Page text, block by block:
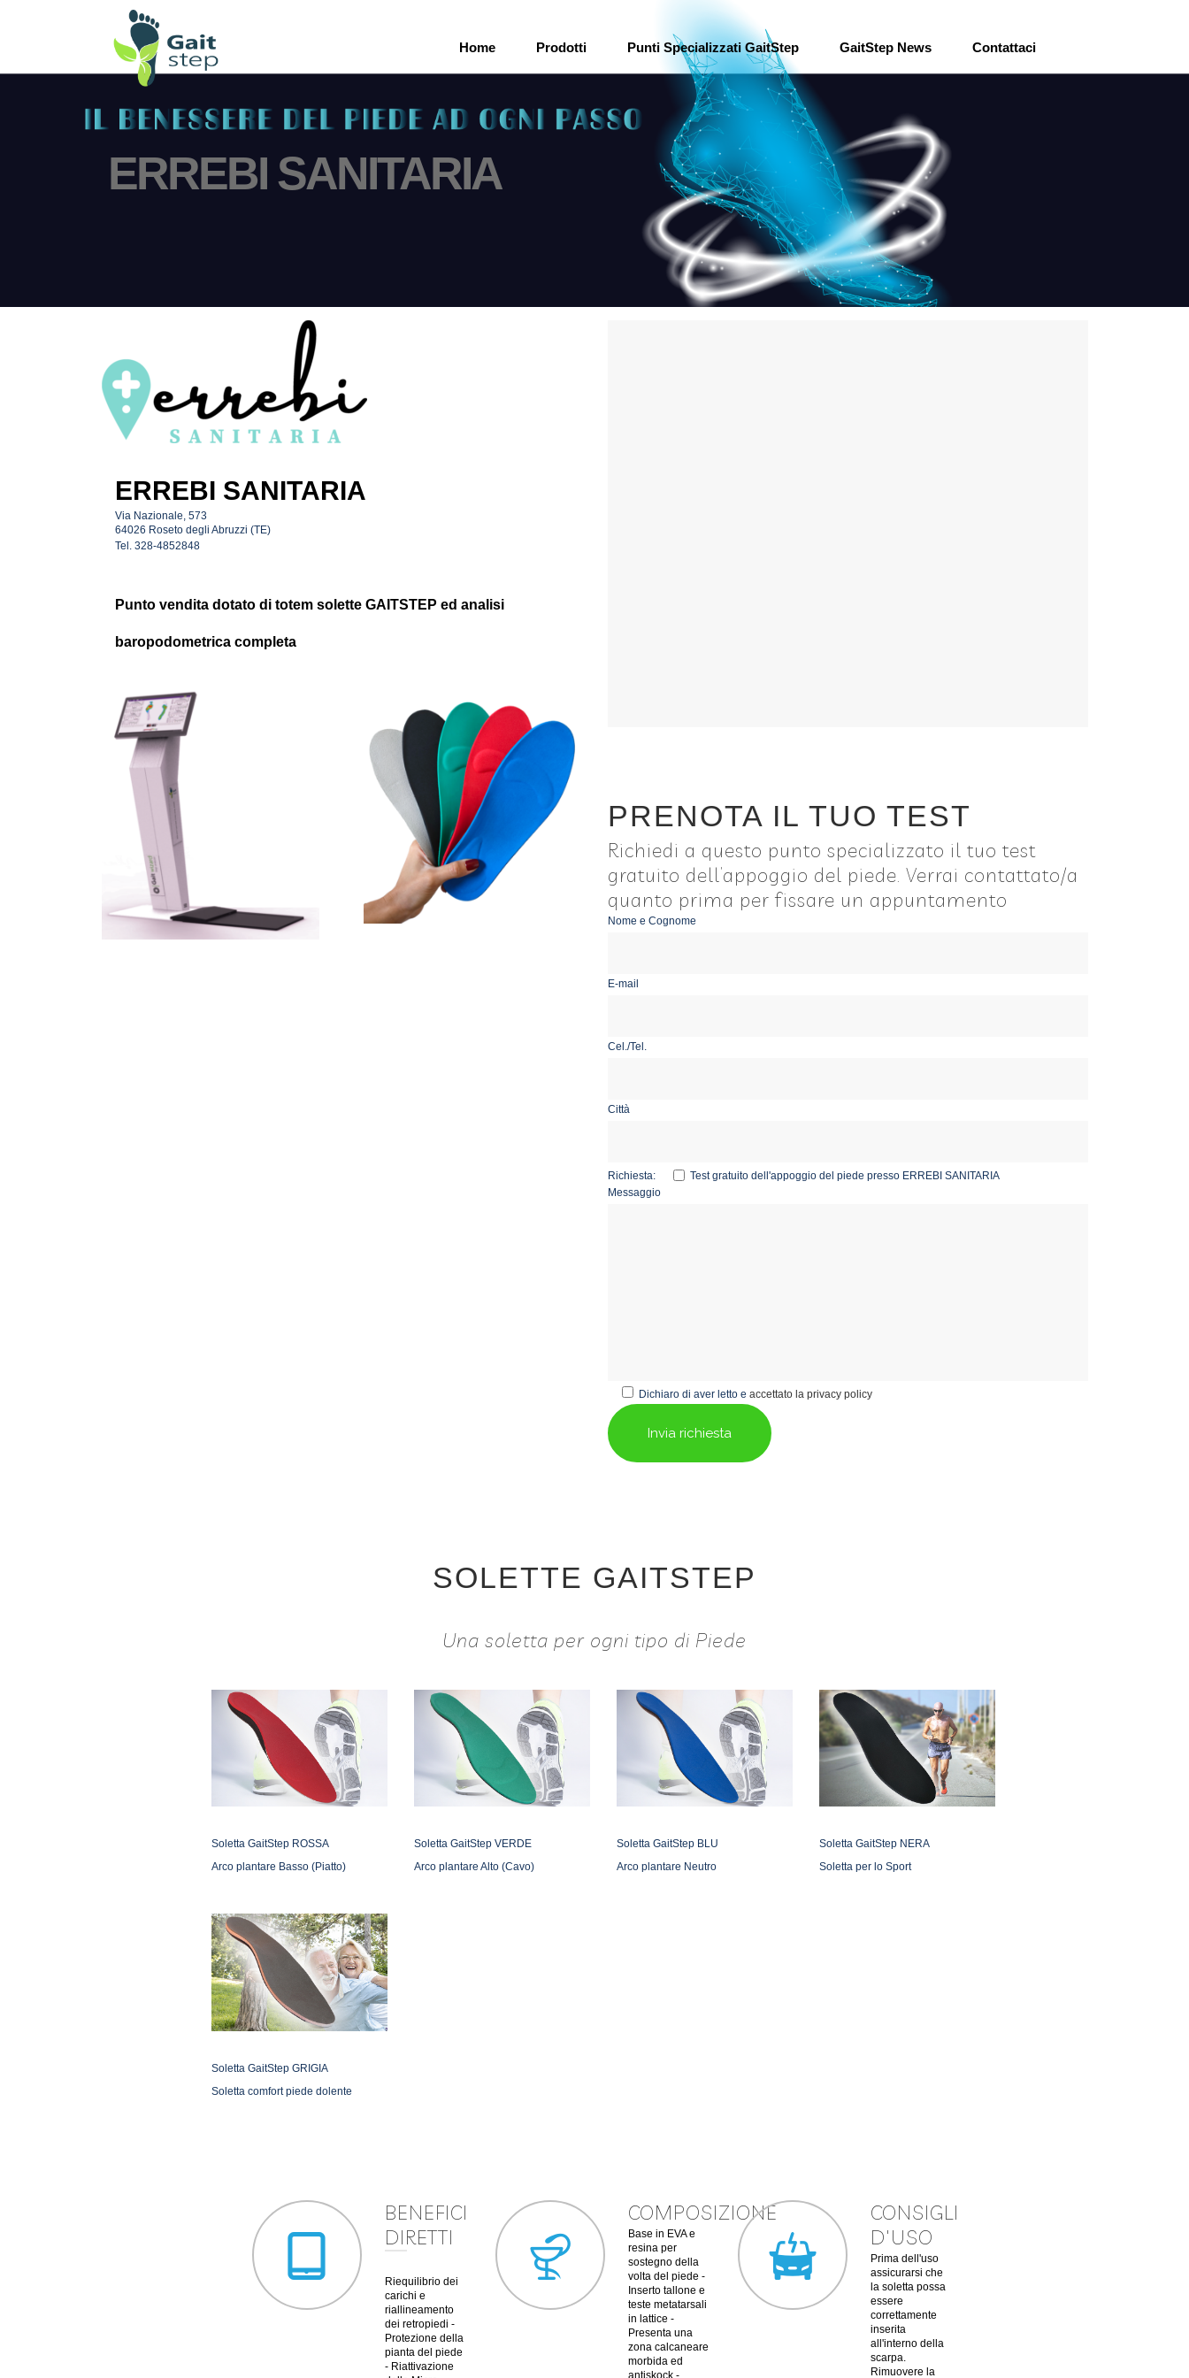
Home Prodotti Punti Specializzati GaitStep GaitStep News Contattaci
ERREBI SANITARIA
ERREBI SANITARIA
Via Nazionale, 573
64026 Roseto degli Abruzzi (TE)
Tel. 328-4852848
Punto vendita dotato di totem solette GAITSTEP ed analisi
baropodometrica completa
PRENOTA IL TUO TEST
Richiedi a questo punto specializzato il tuo test
gratuito dell’appoggio del piede. Verrai contattato/a
quanto prima per fissare un appuntamento
Nome e Cognome
E-mail
Cel./Tel.
Città
Richiesta:
Test gratuito dell'appoggio del piede presso ERREBI SANITARIA
Messaggio
Dichiaro di aver letto e accettato la privacy policy
SOLETTE GAITSTEP
Una soletta per ogni tipo di Piede
Soletta GaitStep ROSSA
Arco plantare Basso (Piatto)
Soletta GaitStep VERDE
Arco plantare Alto (Cavo)
Soletta GaitStep BLU
Arco plantare Neutro
Soletta GaitStep NERA
Soletta per lo Sport
Soletta GaitStep GRIGIA
Soletta comfort piede dolente
BENEFICI
DIRETTI
Riequilibrio dei
carichi e
riallineamento
dei retropiedi -
Protezione della
pianta del piede
- Riattivazione
COMPOSIZIONE
Base in EVA e
resina per
sostegno della
volta del piede -
Inserto tallone e
teste metatarsali
in lattice -
Presenta una
zona calcaneare
morbida ed
antiskock -
CONSIGLI
D'USO
Prima dell'uso
assicurarsi che
la soletta possa
essere
correttamente
inserita
all'interno della
scarpa.
Rimuovere la